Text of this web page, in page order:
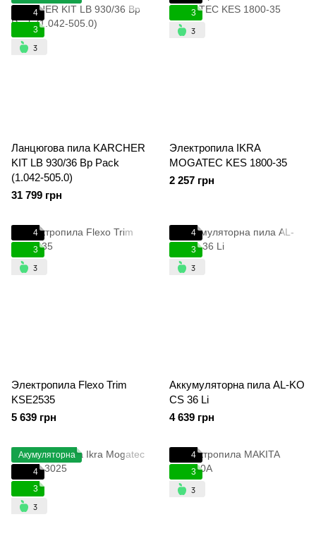
4
3
Ланцюгова пила KARCHER
KIT LB 930/36 Bp Pack
(1.042-505.0)
31 799 грн
3
Электропила IKRA
MOGATEC KES 1800-35
2 257 грн
4
3
Электропила Flexo Trim
KSE2535
5 639 грн
4
3
Аккумуляторна пила AL-KO
CS 36 Li
4 639 грн
Акумуляторна
4
3
4
3